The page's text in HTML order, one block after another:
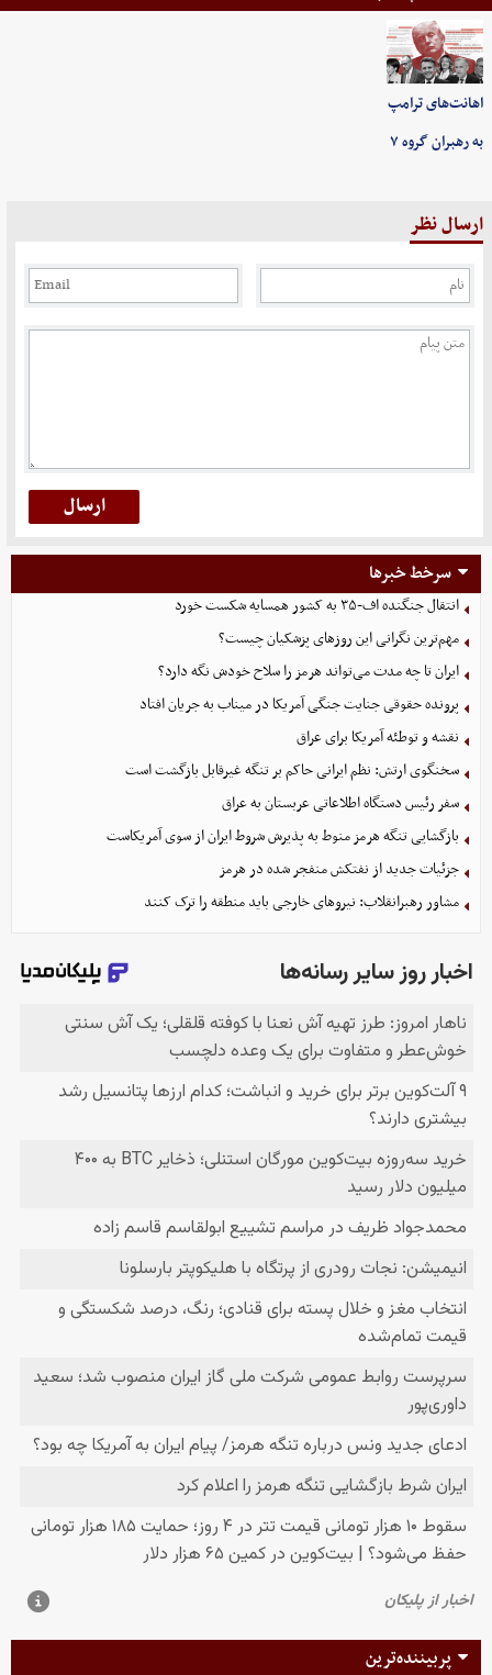
اهانت‌های ترامپ
به رهبران گروه ۷
ارسال نظر
سرخط خبرها
انتقال جنگنده اف-۳۵ به کشور همسایه شکست خورد
مهم‌ترین نگرانی‌ این روزهای پزشکیان چیست؟
ایران تا چه مدت می‌تواند هرمز را سلاح خودش نگه دارد؟
پرونده حقوقی جنایت جنگی آمریکا در میناب به جریان افتاد
نقشه و توطئه آمریکا برای عراق
سخنگوی ارتش: نظم ایرانی حاکم بر تنگه غیرقابل بازگشت است
سفر رئیس دستگاه اطلاعاتی عربستان به عراق
بازگشایی تنگه هرمز منوط به پذیرش شروط ایران از سوی آمریکاست
جزئیات جدید از نفتکش منفجر شده در هرمز
مشاور رهبرانقلاب: نیروهای خارجی باید منطقه را ترک کنند
پربیننده‌ترین